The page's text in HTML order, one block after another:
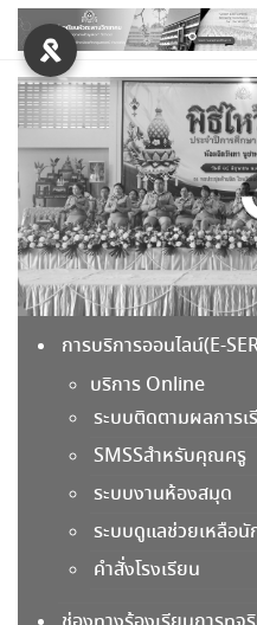
Skip
content
การบริหารงบประมาณ
รายการจัดซื้อจัดจ้าง
รายงานผลการจัดซื้อจัดจ้
แผนปฏิบัติการประจำปีแล
แผนพัฒนาคุณภาพการศึ
การบริหารบุคคล
คู่มือการปฏิบัติงาน
ประมวลจริยธรรมและกา
แผนพัฒนาบุคลากร
การส่งเสริมความโปร่งใส
การบริการออนไลน์(E-
บริการ Online
ระบบติดตามผลการเ
SMSSสำหรับคุณครู
ระบบงานห้องสมุด
ระบบดูแลช่วยเหลือนั
คำสั่งโรงเรียน